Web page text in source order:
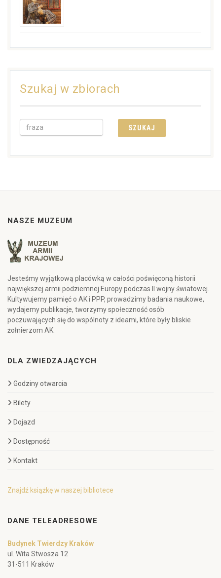
Szukaj w zbiorach
NASZE MUZEUM
Jesteśmy wyjątkową placówką w całości poświęconą historii
największej armii podziemnej Europy podczas II wojny światowej.
Kultywujemy pamięć o AK i PPP, prowadzimy badania naukowe,
wydajemy publikacje, tworzymy społeczność osób
poczuwających się do wspólnoty z ideami, które były bliskie
żołnierzom AK.
DLA ZWIEDZAJĄCYCH
Godziny otwarcia
Bilety
Dojazd
Dostępność
Kontakt
Znajdź książkę w naszej bibliotece
DANE TELEADRESOWE
Budynek Twierdzy Kraków
ul. Wita Stwosza 12
31-511 Kraków